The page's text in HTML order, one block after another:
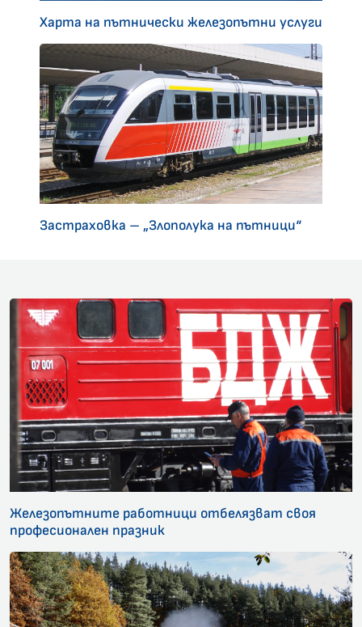
Харта на пътнически железопътни услуги
Застраховка – „Злополука на пътници“
Железопътните работници отбелязват своя
професионален празник